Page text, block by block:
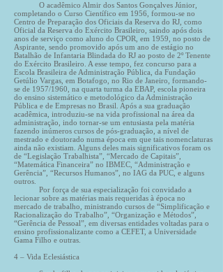
O acadêmico Almir dos Santos Gonçalves Júnior,
completando o Curso Científico em 1956, formou-se no
Centro de Preparação dos Oficiais da Reserva do RJ, como
Oficial da Reserva do Exército Brasileiro, saindo após dois
anos de serviço como aluno do CPOR, em 1959, no posto de
Aspirante, sendo promovido após um ano de estágio no
Batalhão de Infantaria Blindada do RJ ao posto de 2º Tenente
do Exército Brasileiro. A esse tempo, fez concurso para a
Escola Brasileira de Administração Pública, da Fundação
Getúlio Vargas, em Botafogo, no Rio de Janeiro, formando-
se de 1957/1960, na quarta turma da EBAP, escola pioneira
do ensino sistemático e metodológico da Administração
Pública e de Empresas no Brasil. Após a sua graduação
acadêmica, introduziu-se na vida profissional na área da
administração, indo tornar-se um entusiasta pela matéria
fazendo inúmeros cursos de pós-graduação, a nível de
mestrado e doutorado numa época em que tais nomenclaturas
ainda não existiam. Alguns deles mais significativos foram os
de “Legislação Trabalhista”, “Mercado de Capitais”,
“Matemática Financeira” no IBMEC, “Administração e
Gerência”, “Recursos Humanos”, no IAG da PUC, e alguns
outros.
Por força de sua especialização foi convidado a
lecionar sobre as matérias mais requeridas à época no
mercado de trabalho, ministrando cursos de “Simplificação e
Racionalização do Trabalho”, “Organização e Métodos”,
“Gerência de Pessoal”, em diversas entidades voltadas para o
ensino profissionalizante como a CEFET, a Universidade
Gama Filho e outras.
4 – Vida Eclesiástica